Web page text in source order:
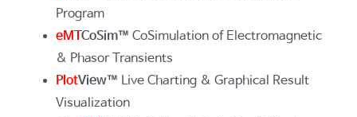
Program
eMTCoSim™ CoSimulation of Electromagnetic
& Phasor Transients
PlotView™ Live Charting & Graphical Result
Visualization